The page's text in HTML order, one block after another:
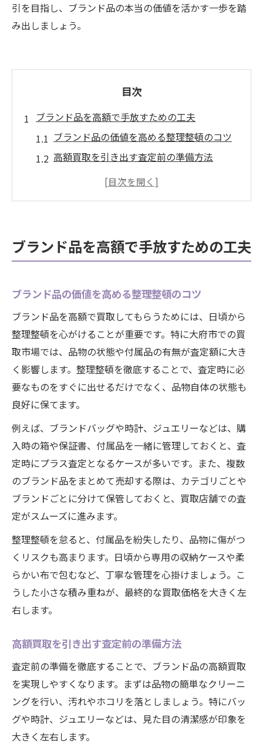
引を目指し、ブランド品の本当の価値を活かす一歩を踏
み出しましょう。
目次
ブランド品を高額で手放すための工夫
ブランド品の価値を高める整理整頓のコツ
高額買取を引き出す査定前の準備方法
ブランド品の保存状態が買取価格に与える
買取査定で重視されるブランド品のポイン
愛知県大府市で賢くブランド品買取活用
大府市でブランド品買取店を選ぶ基準とは
ブランド品の高額査定を狙う店舗活用術
エコリング店舗や専門店での買取活用法
大府市で信頼できるブランド品買取の見極
め方
ブランド品買取の際に役立つ知識と豆知識
高額査定を引き出すブランド品のコツ
ブランド品査定アップに繋がるポイント整
理
高額査定を叶えるブランド品のアピール方
法
ブランド品の付属品や証明書が査定に与え
る影響
ブランド品を高く売るためのタイミング選
び
大府市ブランド品買取で重視される要素と
買取査定時に確認すべきブランド品のポイ
ント
大府市でブランド品買取時の注意点まとめ
買取トラブルを防ぐためのブランド品選び
ブランド品を高額で手放すための工夫
ブランド品の価値を高める整理整頓のコツ
ブランド品を高額で買取してもらうためには、日頃から
整理整頓を心がけることが重要です。特に大府市での買
取市場では、品物の状態や付属品の有無が査定額に大き
く影響します。整理整頓を徹底することで、査定時に必
要なものをすぐに出せるだけでなく、品物自体の状態も
良好に保てます。
例えば、ブランドバッグや時計、ジュエリーなどは、購
入時の箱や保証書、付属品を一緒に管理しておくと、査
定時にプラス査定となるケースが多いです。また、複数
のブランド品をまとめて売却する際は、カテゴリごとや
ブランドごとに分けて保管しておくと、買取店舗での査
定がスムーズに進みます。
整理整頓を怠ると、付属品を紛失したり、品物に傷がつ
くリスクも高まります。日頃から専用の収納ケースや柔
らかい布で包むなど、丁寧な管理を心掛けましょう。こ
うした小さな積み重ねが、最終的な買取価格を大きく左
右します。
高額買取を引き出す査定前の準備方法
査定前の準備を徹底することで、ブランド品の高額買取
を実現しやすくなります。まずは品物の簡単なクリーニ
ングを行い、汚れやホコリを落としましょう。特にバッ
グや時計、ジュエリーなどは、見た目の清潔感が印象を
大きく左右します。